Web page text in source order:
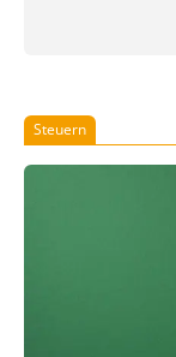
In diesem
miteinander
Steuern